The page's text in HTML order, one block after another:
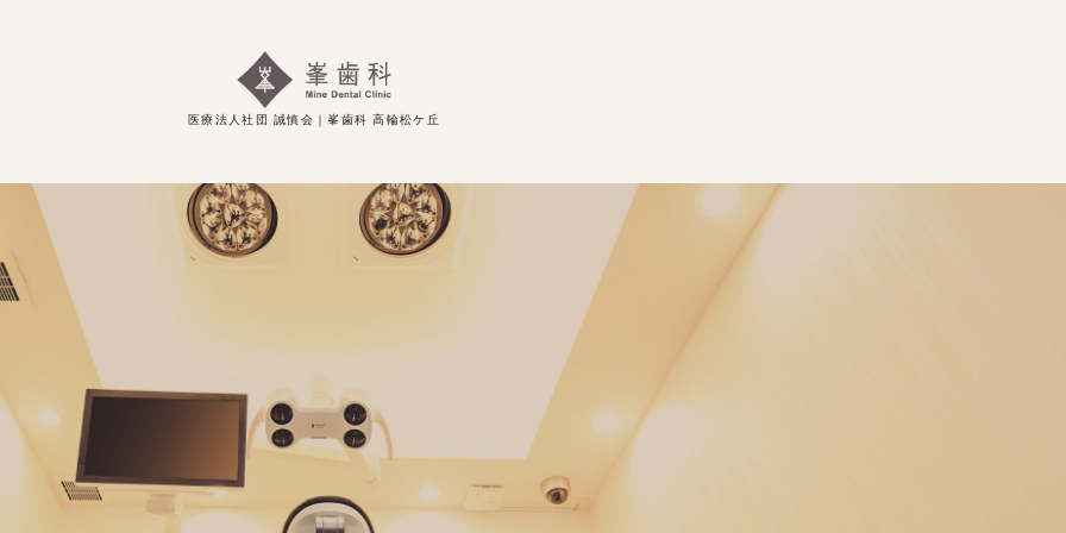
医療法人社団 誠慎会｜峯歯科 高輪松ケ丘